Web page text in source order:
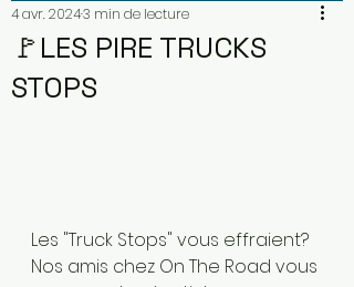
🚩LES PIRE TRUCKS
STOPS
4 avr. 20243 min de lecture
Les "Truck Stops" vous effraient?
Nos amis chez On The Road vous